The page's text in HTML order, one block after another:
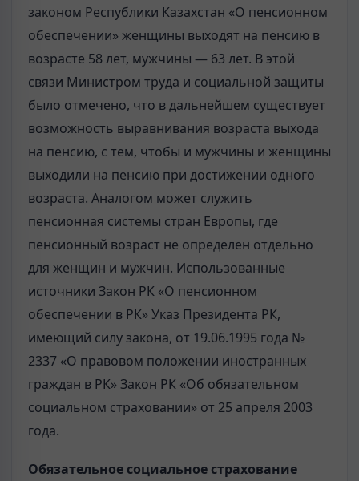
законом Республики Казахстан «О пенсионном
обеспечении» женщины выходят на пенсию в
возрасте 58 лет, мужчины — 63 лет. В этой
связи Министром труда и социальной защиты
было отмечено, что в дальнейшем существует
возможность выравнивания возраста выхода
на пенсию, с тем, чтобы и мужчины и женщины
выходили на пенсию при достижении одного
возраста. Аналогом может служить
пенсионная системы стран Европы, где
пенсионный возраст не определен отдельно
для женщин и мужчин. Использованные
источники Закон РК «О пенсионном
обеспечении в РК» Указ Президента РК,
имеющий силу закона, от 19.06.1995 года №
2337 «О правовом положении иностранных
граждан в РК» Закон РК «Об обязательном
социальном страховании» от 25 апреля 2003
года.
Обязательное социальное страхование